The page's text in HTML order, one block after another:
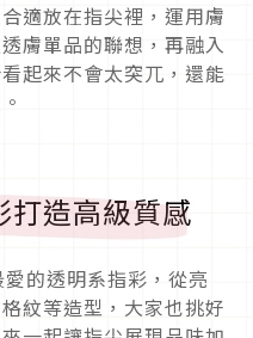
適放在指尖裡，運用膚
膚單品的聯想，再融入
起來不會太突兀，還能
打造高級質感
的透明系指彩，從亮
紋等造型，大家也挑好